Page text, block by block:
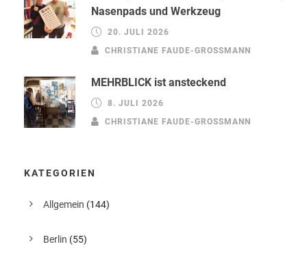
Nasenpads und Werkzeug
20. JULI 2026
CHRISTIANE FAUDE-GROSSMANN
MEHRBLICK ist ansteckend
8. JULI 2026
CHRISTIANE FAUDE-GROSSMANN
KATEGORIEN
Allgemein (144)
Berlin (55)